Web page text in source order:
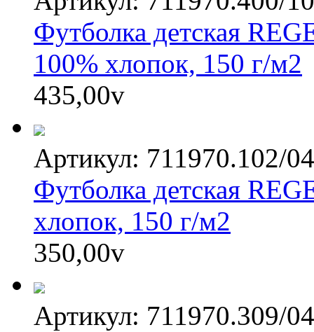
Футболка детская
100% хлопок, 150 г/м2
435,00v
Артикул: 711970.102/
Футболка детская
хлопок, 150 г/м2
350,00v
Артикул: 711970.309/